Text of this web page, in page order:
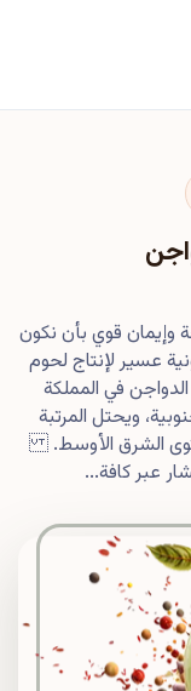
2013 برؤية طموحة وإيمان قوي بأن نكون
عسير لإنتاج لحوم
في المملكة
ويحتل المرتبة
الشرق الأوسط.
عبر كافة...